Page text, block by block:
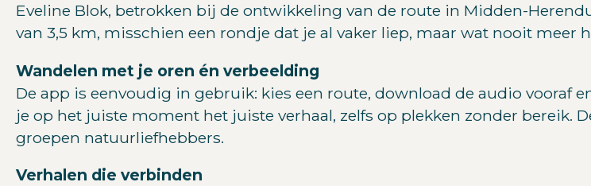
Eveline Blok, betrokken bij de ontwikkeling van de route in Midden-
van 3,5 km, misschien een rondje dat je al vaker liep, maar wat nooit meer
Wandelen met je oren én verbeelding
De app is eenvoudig in gebruik: kies een route, download de audio vooraf
je op het juiste moment het juiste verhaal, zelfs op plekken zonder bereik.
groepen natuurliefhebbers.
Verhalen die verbinden